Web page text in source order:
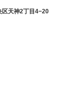
区天神2丁目4−20